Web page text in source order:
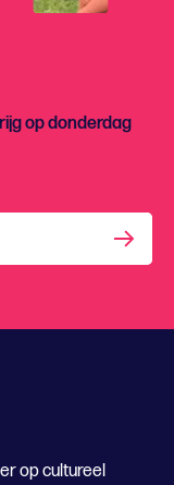
op donderdag
op cultureel